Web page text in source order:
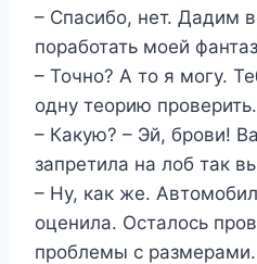
– Спасибо, нет. Дадим
поработать моей
– Точно? А то я могу.
одну теорию проверить.
– Какую? – Эй, брови!
запретила на лоб так
– Ну, как же.
оценила. Осталось
проблемы с размерами.